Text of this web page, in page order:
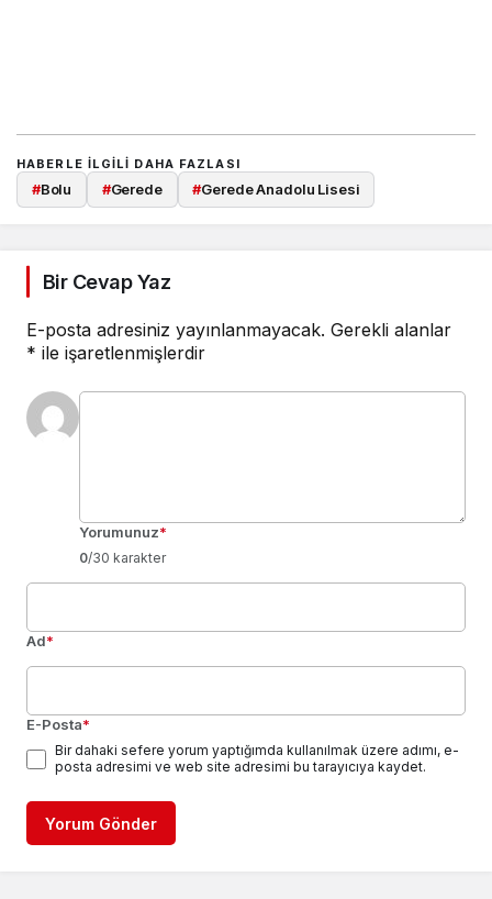
HABERLE ILGILI DAHA FAZLASI
#Bolu #Gerede #Gerede Anadolu Lisesi
Bir Cevap Yaz
E-posta adresiniz yayınlanmayacak. Gerekli alanlar
* ile işaretlenmişlerdir
Yorumunuz*
0/30 karakter
Ad*
E-Posta*
Bir dahaki sefere yorum yaptığımda kullanılmak üzere adımı, e-
posta adresimi ve web site adresimi bu tarayıcıya kaydet.
Yorum Gönder